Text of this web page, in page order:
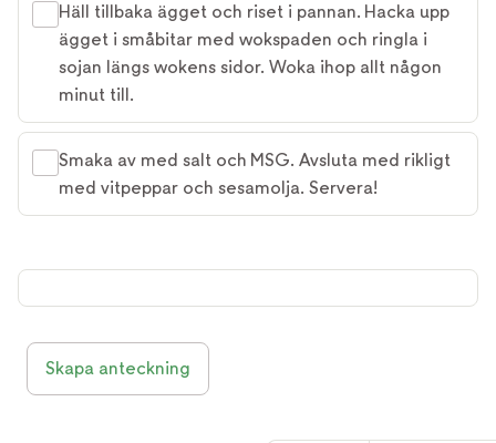
Häll tillbaka ägget och riset i pannan. Hacka upp
ägget i småbitar med wokspaden och ringla i
sojan längs wokens sidor. Woka ihop allt någon
minut till.
Smaka av med salt och MSG. Avsluta med rikligt
med vitpeppar och sesamolja. Servera!
Skapa anteckning